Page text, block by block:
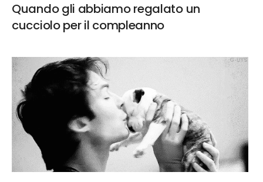
Quando gli abbiamo regalato un
cucciolo per il compleanno